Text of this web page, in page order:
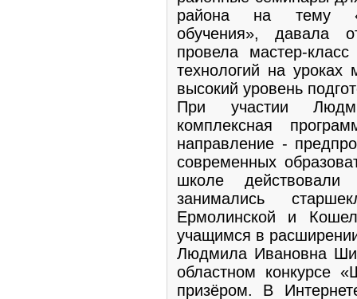
района на тему
обучения», давала
провела мастер-
технологий на уроках
высокий уровень
При участии
комплексная
направление -
современных
школе
занимались
Ермолинской и
учащимся в
Людмила Ивановна
областном конкурсе
призёром. В